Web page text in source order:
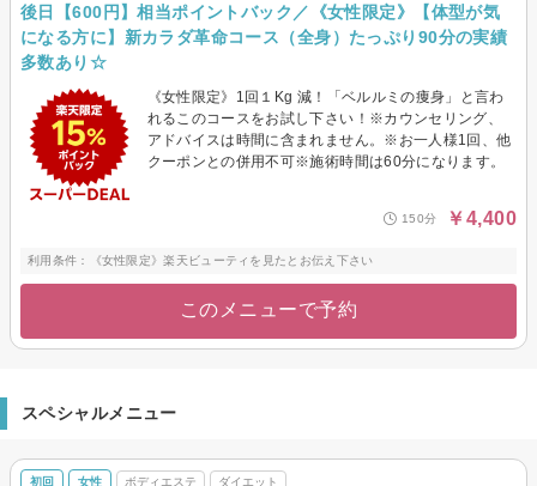
後日【600円】相当ポイントバック／《女性限定》【体型が気
になる方に】新カラダ革命コース（全身）たっぷり90分の実績
多数あり☆
《女性限定》1回１Kg 減！「ベルルミの痩身」と言わ
れるこのコースをお試し下さい！※カウンセリング、
アドバイスは時間に含まれません。※お一人様1回、他
クーポンとの併用不可※施術時間は60分になります。
150分 ￥4,400
利用条件：《女性限定》楽天ビューティを見たとお伝え下さい
このメニューで予約
スペシャルメニュー
初回 女性 ボディエステ ダイエット